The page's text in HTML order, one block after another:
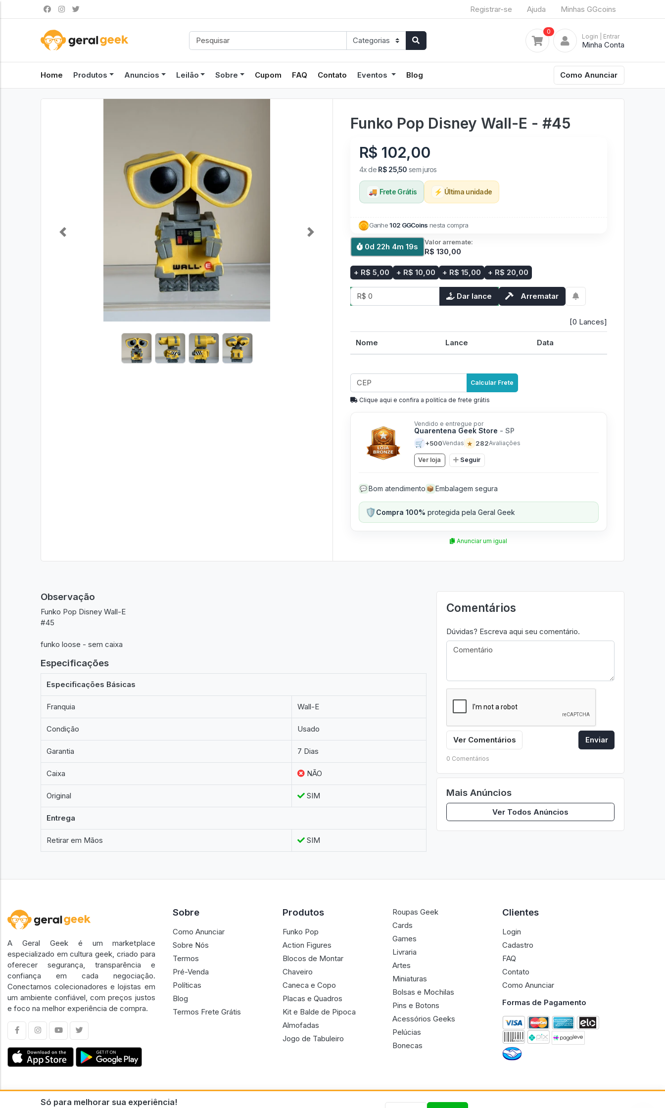
Registrar-se Ajuda Minhas GGcoins
0
Login | Entrar
Minha Conta
Home Produtos Anuncios Leilão Sobre Cupom FAQ Contato Eventos Blog Como Anunciar
Previous Next
Funko Pop Disney Wall-E - #45
R$ 102,00
4x de R$ 25,50 sem juros
🚚 Frete Grátis ⚡ Última unidade
Ganhe102 GGCoins nesta compra
0d 22h 4m 19s Valor arremate:
R$ 130,00
+ R$ 5,00 + R$ 10,00 + R$ 15,00 + R$ 20,00
Dar lance Arrematar
[0 Lances]
Nome Lance Data
Calcular Frete
Clique aqui e confira a politíca de frete grátis
Vendido e entregue por
Quarentena Geek Store - SP
🛒 +500Vendas ★ 282Avaliações
Ver loja Seguir
💬 Bom atendimento 📦 Embalagem segura
🛡️Compra 100% protegida pela Geral Geek
Anunciar um igual
Observação
Funko Pop Disney Wall-E
#45
funko loose - sem caixa
Especificações
Especificações Básicas
Franquia Wall-E
Condição Usado
Garantia 7 Dias
Caixa NÃO
Original SIM
Entrega
Retirar em Mãos SIM
Comentários
Dúvidas? Escreva aqui seu comentário.
Ver Comentários Enviar
0 Comentários
Mais Anúncios
Ver Todos Anúncios
Só para melhorar sua experiência!
A Geral Geek é um marketplace
especializado em cultura geek, criado para
oferecer segurança, transparência e
confiança em cada negociação.
Conectamos colecionadores e lojistas em
um ambiente confiável, com preços justos
e foco na melhor experiência de compra.
Sobre
Como Anunciar
Sobre Nós
Termos
Pré-Venda
Políticas
Blog
Termos Frete Grátis
Produtos
Funko Pop
Action Figures
Blocos de Montar
Chaveiro
Caneca e Copo
Placas e Quadros
Kit e Balde de Pipoca
Almofadas
Jogo de Tabuleiro
Roupas Geek
Cards
Games
Livraria
Artes
Miniaturas
Bolsas e Mochilas
Pins e Botons
Acessórios Geeks
Pelúcias
Bonecas
Clientes
Login
Cadastro
FAQ
Contato
Como Anunciar
Formas de Pagamento